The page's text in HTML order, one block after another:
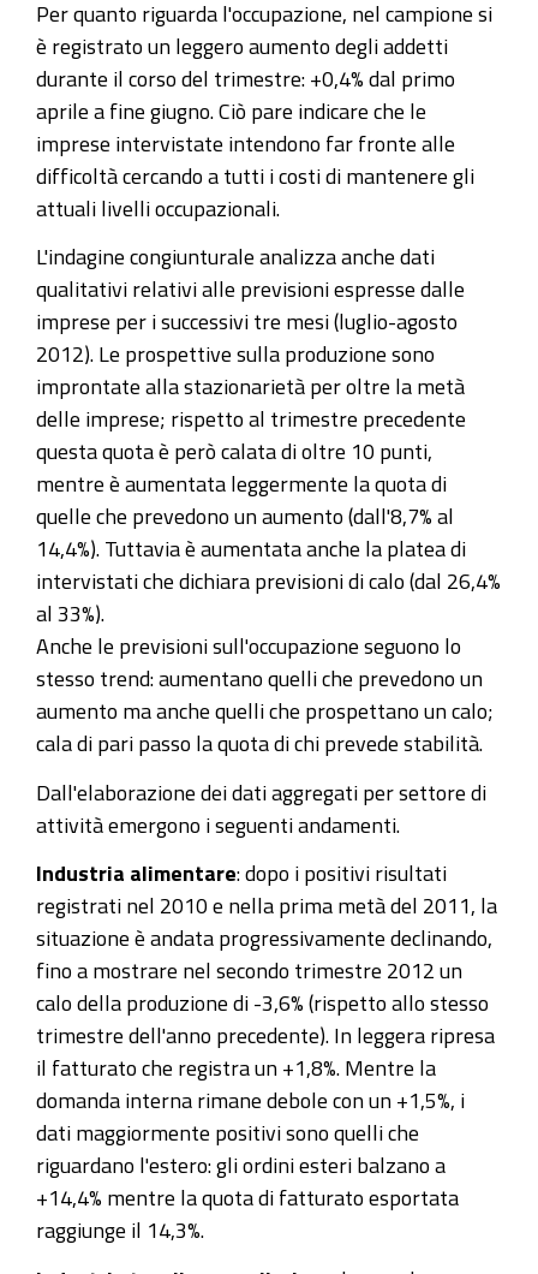
Per quanto riguarda l'occupazione, nel campione si
è registrato un leggero aumento degli addetti
durante il corso del trimestre: +0,4% dal primo
aprile a fine giugno. Ciò pare indicare che le
imprese intervistate intendono far fronte alle
difficoltà cercando a tutti i costi di mantenere gli
attuali livelli occupazionali.
L'indagine congiunturale analizza anche dati
qualitativi relativi alle previsioni espresse dalle
imprese per i successivi tre mesi (luglio-agosto
2012). Le prospettive sulla produzione sono
improntate alla stazionarietà per oltre la metà
delle imprese; rispetto al trimestre precedente
questa quota è però calata di oltre 10 punti,
mentre è aumentata leggermente la quota di
quelle che prevedono un aumento (dall'8,7% al
14,4%). Tuttavia è aumentata anche la platea di
intervistati che dichiara previsioni di calo (dal 26,4%
al 33%).
Anche le previsioni sull'occupazione seguono lo
stesso trend: aumentano quelli che prevedono un
aumento ma anche quelli che prospettano un calo;
cala di pari passo la quota di chi prevede stabilità.
Dall'elaborazione dei dati aggregati per settore di
attività emergono i seguenti andamenti.
Industria alimentare: dopo i positivi risultati
registrati nel 2010 e nella prima metà del 2011, la
situazione è andata progressivamente declinando,
fino a mostrare nel secondo trimestre 2012 un
calo della produzione di -3,6% (rispetto allo stesso
trimestre dell'anno precedente). In leggera ripresa
il fatturato che registra un +1,8%. Mentre la
domanda interna rimane debole con un +1,5%, i
dati maggiormente positivi sono quelli che
riguardano l'estero: gli ordini esteri balzano a
+14,4% mentre la quota di fatturato esportata
raggiunge il 14,3%.